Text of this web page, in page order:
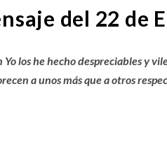
del 22 de
Yo los he hecho despreciables y
a unos más que a otros